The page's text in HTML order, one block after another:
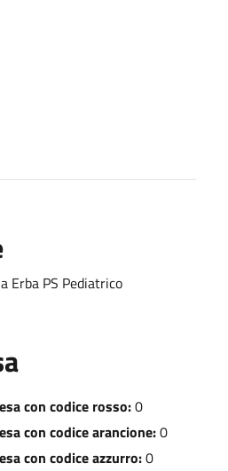
Erba PS Pediatrico
con codice rosso:0
con codice arancione:0
con codice azzurro:0